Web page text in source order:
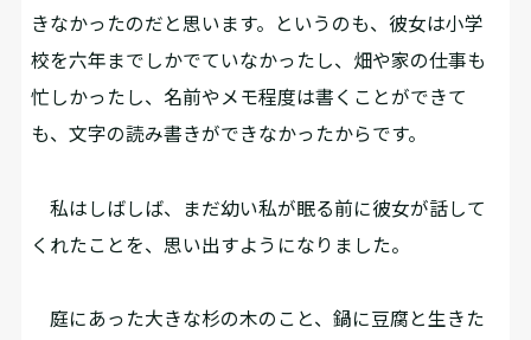
きなかったのだと思います。というのも、彼女は小学
校を六年までしかでていなかったし、畑や家の仕事も
忙しかったし、名前やメモ程度は書くことができて
も、文字の読み書きができなかったからです。
私はしばしば、まだ幼い私が眠る前に彼女が話して
くれたことを、思い出すようになりました。
庭にあった大きな杉の木のこと、鍋に豆腐と生きた